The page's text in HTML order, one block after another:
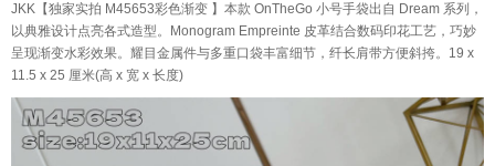
JKK【独家实拍 M45653彩色渐变 】本款 OnTheGo 小号手袋出自 Dream 系列，
以典雅设计点亮各式造型。Monogram Empreinte 皮革结合数码印花工艺，巧妙
呈现渐变水彩效果。耀目金属件与多重口袋丰富细节，纤长肩带方便斜挎。19 x
11.5 x 25 厘米(高 x 宽 x 长度)